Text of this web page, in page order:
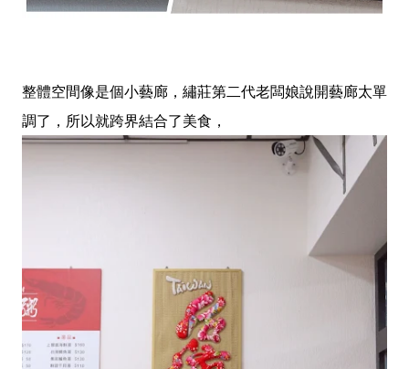
整體空間像是個小藝廊，繡莊第二代老闆娘說開藝廊太單
調了，所以就跨界結合了美食，